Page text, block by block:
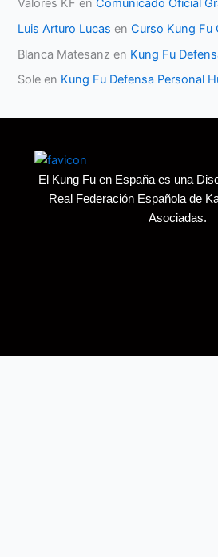
Valores KF enComunicado Oficial
Luis Arturo Lucas enCurso Kung Fu
Blanca Matesanz en Kung Fu
Sole en Kung Fu Defensa Personal
El Kung Fu en España es una
Real Federación Española de
Asociadas.